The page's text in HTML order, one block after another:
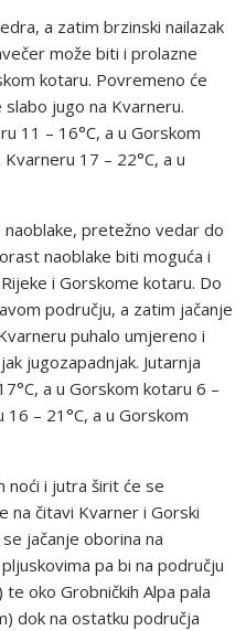
a zatim brzinski nailazak
može biti i prolazne
kotaru. Povremeno će
jugo na Kvarneru.
11 – 16°C, a u Gorskom
17 – 22°C, a u
naoblake, pretežno vedar do
naoblake biti moguća i
i Gorskome kotaru. Do
području, a zatim jačanje
puhalo umjereno i
jugozapadnjak. Jutarnja
a u Gorskom kotaru 6 –
16 – 21°C, a u Gorskom
noći i jutra širit će se
na čitavi Kvarner i Gorski
jačanje oborina na
pa bi na području
oko Grobničkih Alpa pala
dok na ostatku područja